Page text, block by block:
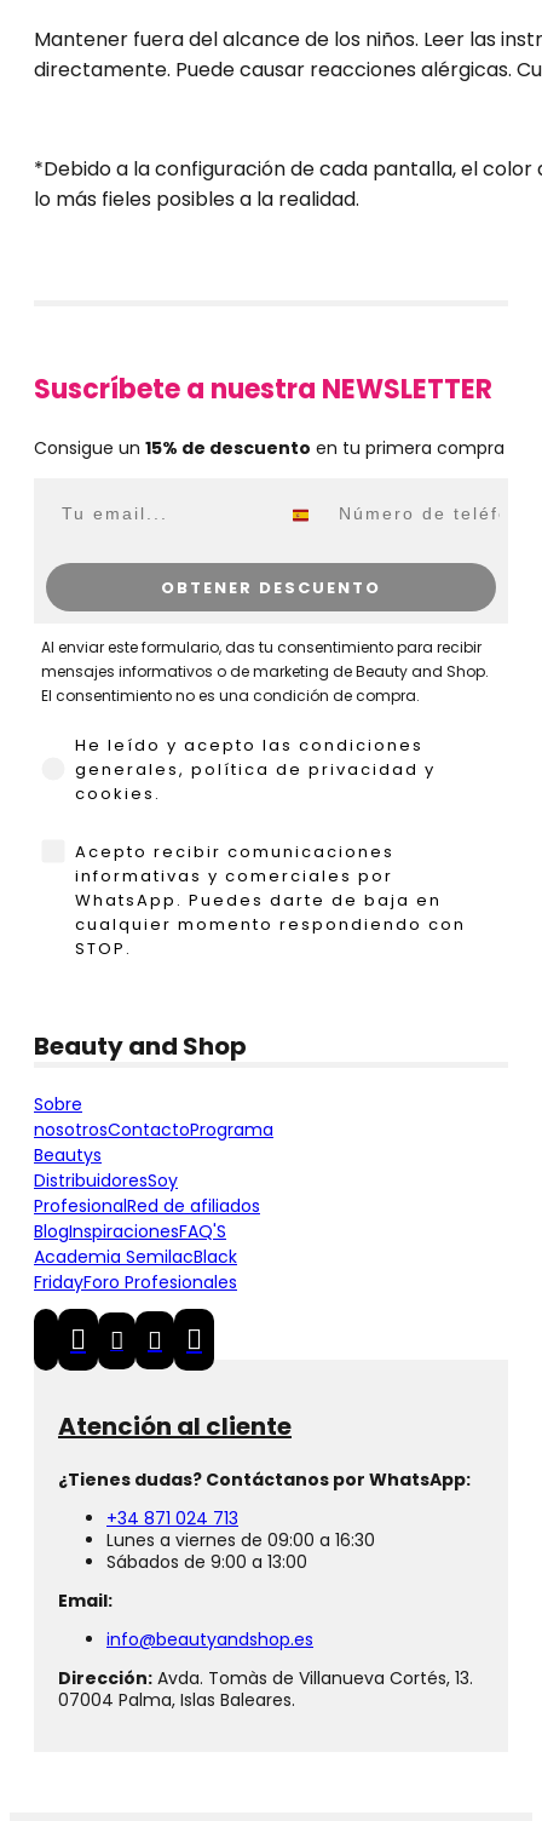
Mantener fuera del alcance de los niños. Leer las
directamente. Puede causar reacciones alérgicas.
*Debido a la configuración de cada pantalla, el
lo más fieles posibles a la realidad.
Suscríbete a nuestra NEWSLETTER
Consigue un 15% de descuento en tu primera compra
OBTENER DESCUENTO
Al enviar este formulario, das tu consentimiento para recibir
mensajes informativos o de marketing de Beauty and Shop.
El consentimiento no es una condición de compra.
He leído y acepto las condiciones
He leído y acepto las condiciones
generales, política de privacidad y
cookies.
WhatsApp
Acepto recibir comunicaciones
informativas y comerciales por
WhatsApp. Puedes darte de baja en
cualquier momento respondiendo con
STOP.
Beauty and Shop
Sobre
nosotrosContactoPrograma
Beautys
DistribuidoresSoy
ProfesionalRed de afiliados
BlogInspiracionesFAQ'S
Academia SemilacBlack
FridayForo Profesionales
Atención al cliente
¿Tienes dudas? Contáctanos por WhatsApp:
+34 871 024 713
Lunes a viernes de 09:00 a 16:30
Sábados de 9:00 a 13:00
Email:
info@beautyandshop.es
Dirección: Avda. Tomàs de Villanueva Cortés, 13.
07004 Palma, Islas Baleares.